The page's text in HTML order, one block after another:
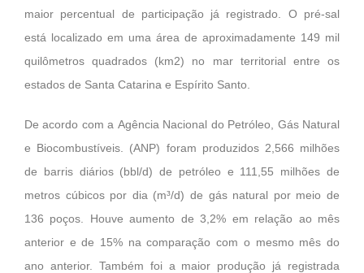
maior percentual de participação já registrado. O pré-sal
está localizado em uma área de aproximadamente 149 mil
quilômetros quadrados (km2) no mar territorial entre os
estados de Santa Catarina e Espírito Santo.
De acordo com a Agência Nacional do Petróleo, Gás Natural
e Biocombustíveis. (ANP) foram produzidos 2,566 milhões
de barris diários (bbl/d) de petróleo e 111,55 milhões de
metros cúbicos por dia (m³/d) de gás natural por meio de
136 poços. Houve aumento de 3,2% em relação ao mês
anterior e de 15% na comparação com o mesmo mês do
ano anterior. Também foi a maior produção já registrada